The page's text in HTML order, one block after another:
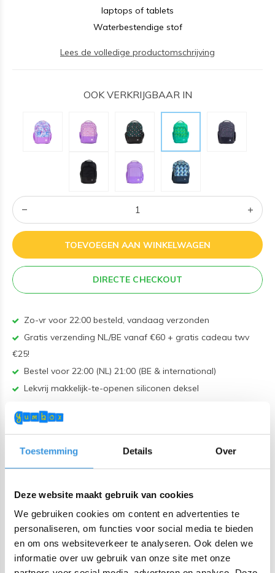
Toestemming Details Over
Deze website maakt gebruik van cookies
We gebruiken cookies om content en advertenties te
personaliseren, om functies voor social media te bieden
en om ons websiteverkeer te analyseren. Ook delen we
informatie over uw gebruik van onze site met onze
laptops of tablets
Waterbestendige stof
Lees de volledige productomschrijving
OOK VERKRIJGBAAR IN
TOEVOEGEN AAN WINKELWAGEN
DIRECTE CHECKOUT
Zo-vr voor 22:00 besteld, vandaag verzonden
Gratis verzending NL/BE vanaf €60 + gratis cadeau twv
€25!
Bestel voor 22:00 (NL) 21:00 (BE & international)
Lekvrij makkelijk-te-openen siliconen deksel
Productomschrijving
Wat je stijl ook is - van het spelen van old school Tetris tot
voor kleine gamers! De hoge kwaliteit Montii-kinderrugzakken
zien er niet alleen geweldig uit, maar zijn ook uitermate
praktisch ontworpen. Bekijk hieronder alle features.
Houd er rekening mee dat vanwege het stofafdrukproces de